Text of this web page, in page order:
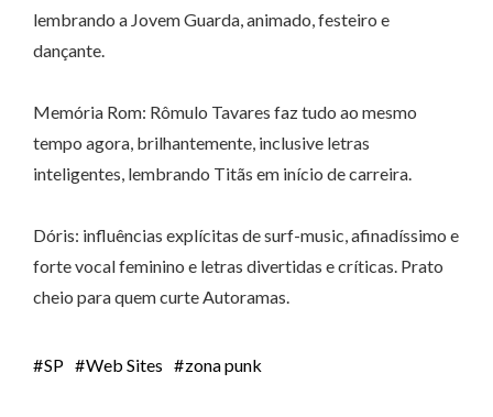
lembrando a Jovem Guarda, animado, festeiro e
dançante.
Memória Rom: Rômulo Tavares faz tudo ao mesmo
tempo agora, brilhantemente, inclusive letras
inteligentes, lembrando Titãs em início de carreira.
Dóris: influências explícitas de surf-music, afinadíssimo e
forte vocal feminino e letras divertidas e críticas. Prato
cheio para quem curte Autoramas.
SP Web Sites zona punk